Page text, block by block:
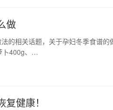
做
的相关话题，关于孕妇冬季食谱
卜400g、…
健康！